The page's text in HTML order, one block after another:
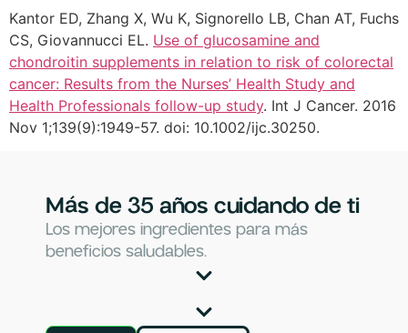
Kantor ED, Zhang X, Wu K, Signorello LB, Chan AT, Fuchs
CS, Giovannucci EL. Use of glucosamine and
chondroitin supplements in relation to risk of colorectal
cancer: Results from the Nurses’ Health Study and
Health Professionals follow-up study. Int J Cancer. 2016
Nov 1;139(9):1949-57. doi: 10.1002/ijc.30250.
Más de 35 años cuidando de ti
Los mejores ingredientes para más
beneficios saludables.